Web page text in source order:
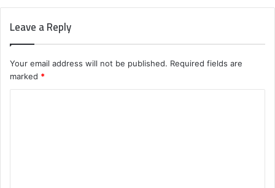
Leave a Reply
Your email address will not be published. Required fields are
marked *